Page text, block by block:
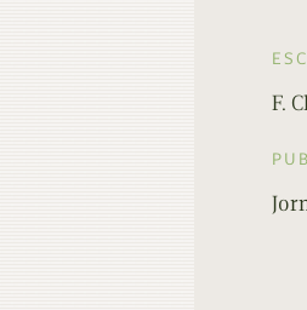
F.